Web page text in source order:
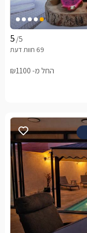
/5
החל מ- ₪1100